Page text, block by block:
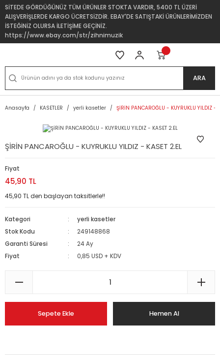
SİTEDE GÖRDÜĞÜNÜZ TÜM ÜRÜNLER STOKTA VARDIR, 5400 TL ÜZERİ
ALIŞVERİŞLERDE KARGO ÜCRETSİZDİR. EBAY'DE SATIŞTAKİ ÜRÜNLERİMİZDEN
İSTEĞİNİZ OLURSA İLETİŞİME GEÇİNİZ.
https://www.ebay.com/str/zihnimuzik
ARA
Anasayfa KASETLER yerli kasetler ŞİRİN PANCAROĞLU - KUYRUKLU YILDIZ -
ŞİRİN PANCAROĞLU - KUYRUKLU YILDIZ - KASET 2.EL
Fiyat
45,90 TL
45,90 TL den başlayan taksitlerle!!
Kategori
yerli kasetler
Stok Kodu
249148868
Garanti Süresi
24 Ay
Fiyat
0,85 USD + KDV
Sepete Ekle Hemen Al